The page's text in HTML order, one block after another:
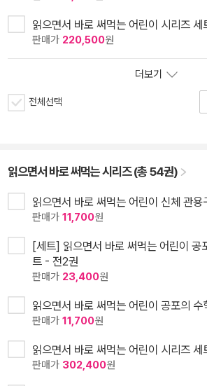
읽으면서 바로 써먹는 어린이 시리즈
판매가 220,500원
더보기
전체선택
읽으면서 바로 써먹는 시리즈 (총 54권)
읽으면서 바로 써먹는 어린이 신체 관용
판매가 11,700원
[세트] 읽으면서 바로 써먹는 어린이 공
트 - 전2권
판매가 23,400원
읽으면서 바로 써먹는 어린이 공포의 수
판매가 11,700원
읽으면서 바로 써먹는 어린이 시리즈
판매가 302,400원